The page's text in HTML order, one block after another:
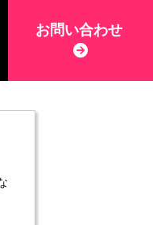
お問い合わせ